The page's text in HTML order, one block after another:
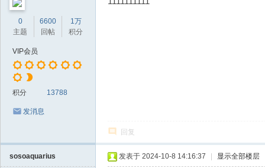
0
主题
6600
回帖
1万
积分
VIP会员
积分 13788
发消息
回复
sosoaquarius 发表于 2024-10-8 14:16:37 显示全部楼层